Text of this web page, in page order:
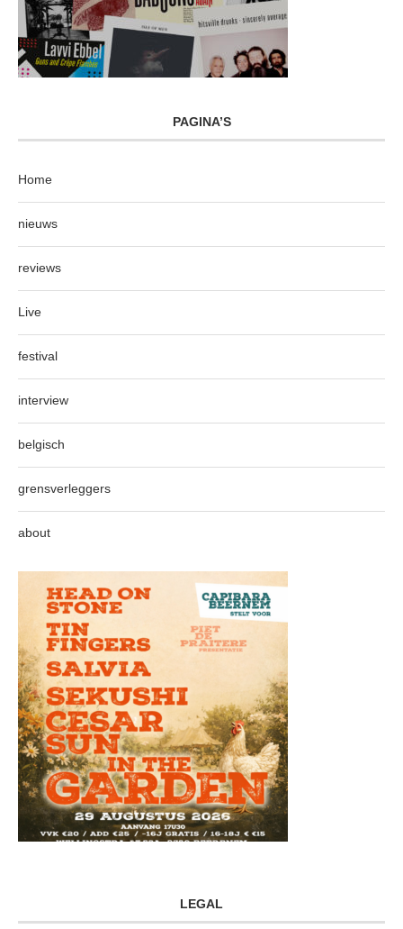
PAGINA’S
Home
nieuws
reviews
Live
festival
interview
belgisch
grensverleggers
about
LEGAL